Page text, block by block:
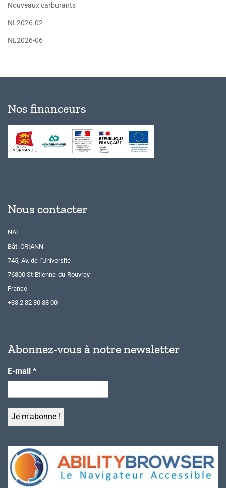
Nouveaux carburants
NL2026-02
NL2026-06
Nos financeurs
Nous contacter
NAE
Bât. CRIANN
745, Av. de l’Université
76800 St-Etienne-du-Rouvray
France
+33 2 32 80 88 00
Abonnez-vous à notre newsletter
E-mail *